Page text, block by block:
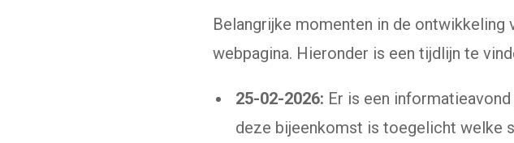
Belangrijke momenten in de
webpagina. Hieronder is een tijdlijn te
25-02-2026: Er is een
deze bijeenkomst is toegelicht welke